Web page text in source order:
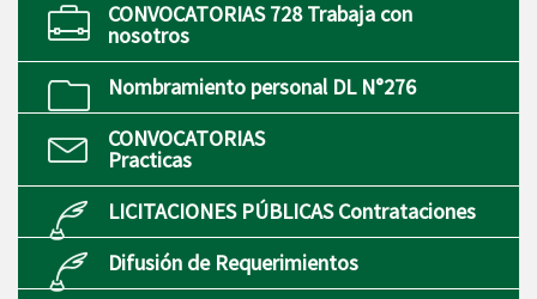
CONVOCATORIAS 728 Trabaja con
nosotros
Nombramiento personal DL N°276
CONVOCATORIAS
Practicas
LICITACIONES PÚBLICAS Contrataciones
Difusión de Requerimientos